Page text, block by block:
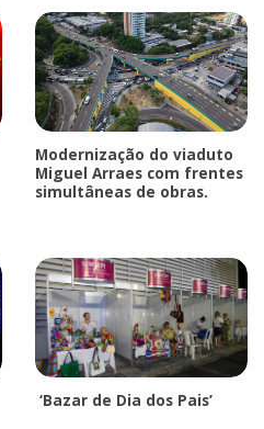
Modernização do viaduto
Miguel Arraes com frentes
simultâneas de obras.
‘Bazar de Dia dos Pais’